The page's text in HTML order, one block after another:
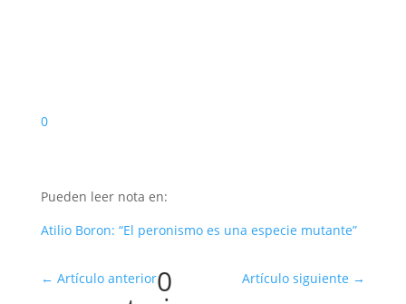
0
Pueden leer nota en:
Atilio Boron: “El peronismo es una especie mutante”
← Artículo anterior Artículo siguiente →
0